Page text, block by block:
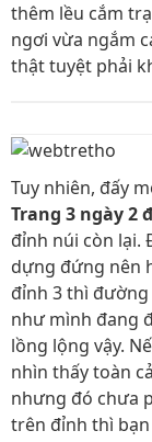
thêm lều cắm
ngơi vừa ngắm
thật tuyệt phải
Tuy nhiên, đấy
Trang 3 ngày 2
đỉnh núi còn lại.
dựng đứng nên
đỉnh 3 thì đường
như mình đang
lồng lộng vậy.
nhìn thấy toàn
nhưng đó chưa
trên đỉnh thì